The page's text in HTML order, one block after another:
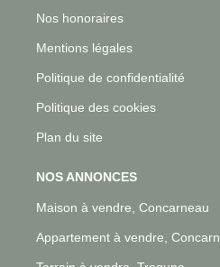
Nos honoraires
Mentions légales
Politique de confidentialité
Politique des cookies
Plan du site
NOS ANNONCES
Maison à vendre, Concarneau
Appartement à vendre,